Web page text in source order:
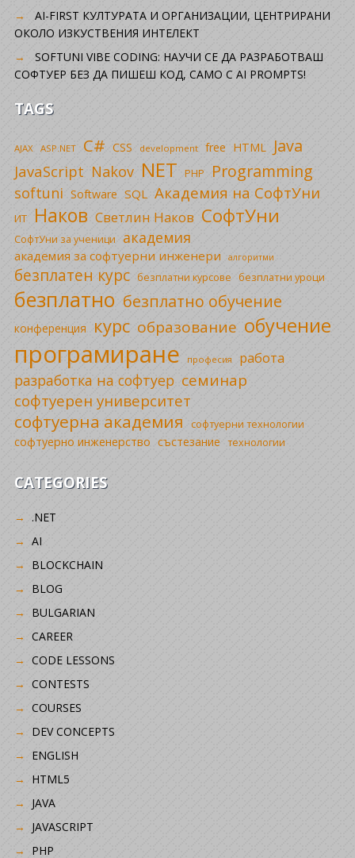
AI-FIRST КУЛТУРАТА И ОРГАНИЗАЦИИ, ЦЕНТРИРАНИ
ОКОЛО ИЗКУСТВЕНИЯ ИНТЕЛЕКТ
SOFTUNI VIBE CODING: НАУЧИ СЕ ДА РАЗРАБОТВАШ
СОФТУЕР БЕЗ ДА ПИШЕШ КОД, САМО С AI PROMPTS!
TAGS
AJAX ASP.NET C# CSS development free HTML Java
JavaScript Nakov NET PHP Programming
softuni Software SQL Академия на СофтУни
ИТ Наков Светлин Наков СофтУни
СофтУни за ученици академия
академия за софтуерни инженери алгоритми
безплатен курс безплатни курсове безплатни уроци
безплатно безплатно обучение
конференция курс образование обучение
програмиране професия работа
разработка на софтуер семинар
софтуерен университет
софтуерна академия софтуерни технологии
софтуерно инженерство състезание технологии
CATEGORIES
.NET
AI
BLOCKCHAIN
BLOG
BULGARIAN
CAREER
CODE LESSONS
CONTESTS
COURSES
DEV CONCEPTS
ENGLISH
HTML5
JAVA
JAVASCRIPT
PHP